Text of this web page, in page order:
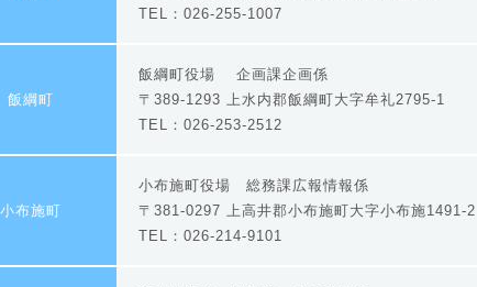
TEL：026-255-1007
飯綱町
飯綱町役場 企画課企画係
〒389-1293 上水内郡飯綱町大字牟礼2795-1
TEL：026-253-2512
小布施町
小布施町役場 総務課広報情報係
〒381-0297 上高井郡小布施町大字小布施1491-2
TEL：026-214-9101